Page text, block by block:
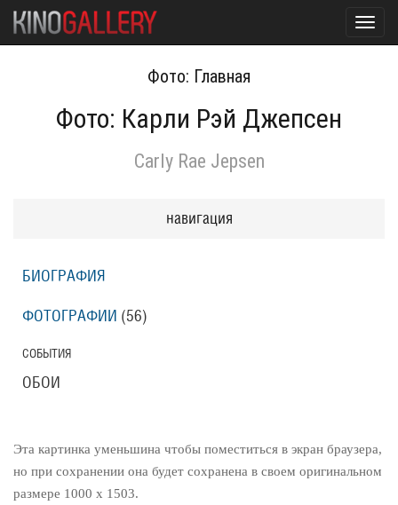
Фото: Главная
Фото: Карли Рэй Джепсен
Carly Rae Jepsen
Эта картинка уменьшина чтобы поместиться в экран браузера,
но при сохранении она будет сохранена в своем оригинальном
размере 1000 x 1503.
навигация
БИОГРАФИЯ
ФОТОГРАФИИ (56)
СОБЫТИЯ
ОБОИ